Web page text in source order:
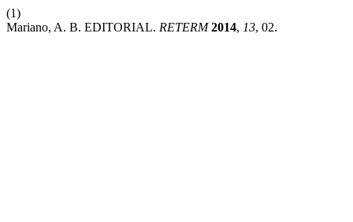
(1)
Mariano, A. B. EDITORIAL. RETERM 2014, 13, 02.